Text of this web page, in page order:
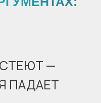
—
ПАДАЕТ